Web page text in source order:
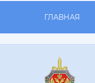
ГЛАВНАЯ